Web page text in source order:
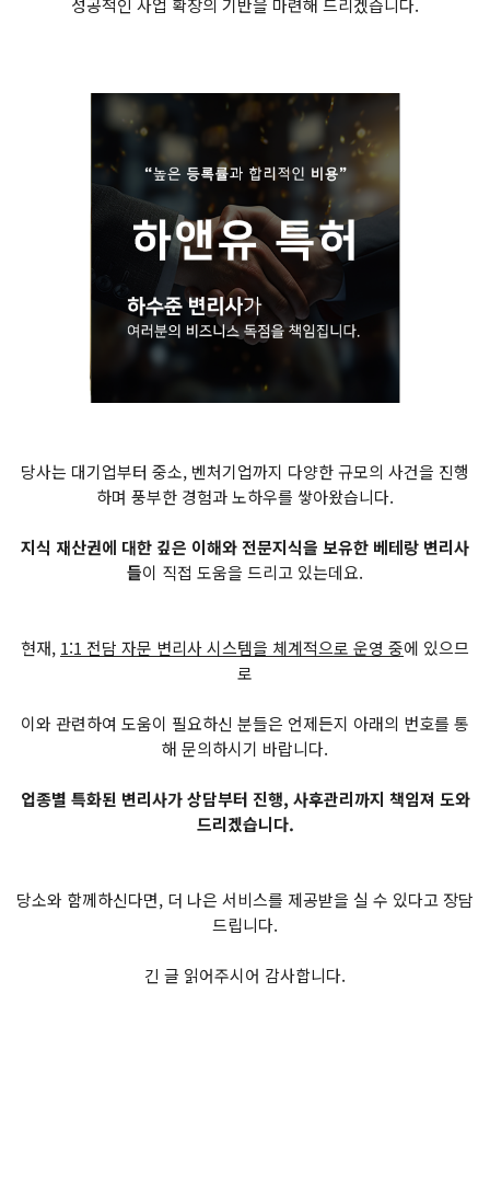
성공적인 사업 확장의 기반을 마련해 드리겠습니다.
당사는 대기업부터 중소, 벤처기업까지 다양한 규모의 사건을 진행
하며 풍부한 경험과 노하우를 쌓아왔습니다.
지식 재산권에 대한 깊은 이해와 전문지식을 보유한 베테랑 변리사
들이 직접 도움을 드리고 있는데요.
현재, 1:1 전담 자문 변리사 시스템을 체계적으로 운영 중에 있으므
로
이와 관련하여 도움이 필요하신 분들은 언제든지 아래의 번호를 통
해 문의하시기 바랍니다.
업종별 특화된 변리사가 상담부터 진행, 사후관리까지 책임져 도와
드리겠습니다.
당소와 함께하신다면, 더 나은 서비스를 제공받을 실 수 있다고 장담
드립니다.
긴 글 읽어주시어 감사합니다.